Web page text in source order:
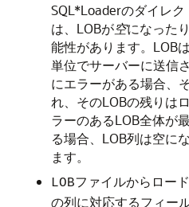
SQL*Loaderのダイレ
は、LOBが空になったり
能性があります。LOB
単位でサーバーに送信
にエラーがある場合、
れ、そのLOBの残りは
ラーのあるLOB全体が
る場合、LOB列は空に
ます。
LOBファイルからロー
の列に対応するフィー